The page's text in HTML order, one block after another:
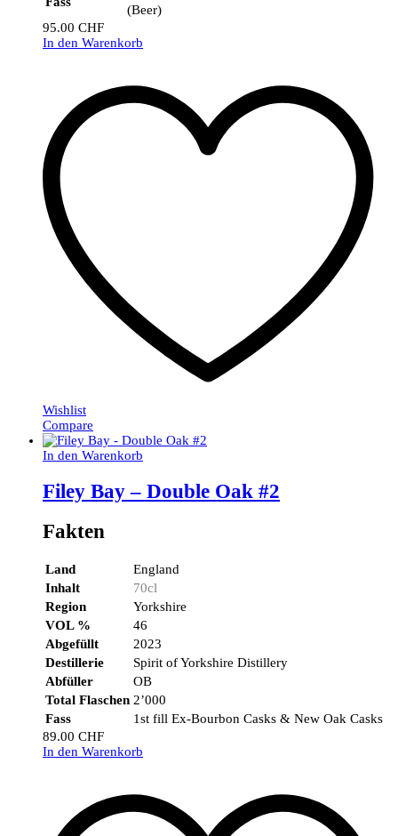
(Beer)
95.00 CHF
In den Warenkorb
Wishlist
Compare
In den Warenkorb
Filey Bay – Double Oak #2
Fakten
Land
England
Inhalt
70cl
Region
Yorkshire
VOL %
46
Abgefüllt
2023
Destillerie
Spirit of Yorkshire Distillery
Abfüller
OB
Total Flaschen 2’000
Fass
1st fill Ex-Bourbon Casks & New Oak Casks
89.00 CHF
In den Warenkorb